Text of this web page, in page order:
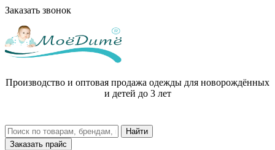
Заказать звонок
Производство и оптовая продажа одежды для новорождённых
и детей до 3 лет
Заказать прайс